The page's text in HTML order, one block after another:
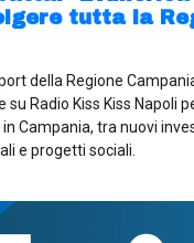
tutta la
della Regione
Radio Kiss Kiss Napoli
Campania, tra nuovi
e progetti sociali.